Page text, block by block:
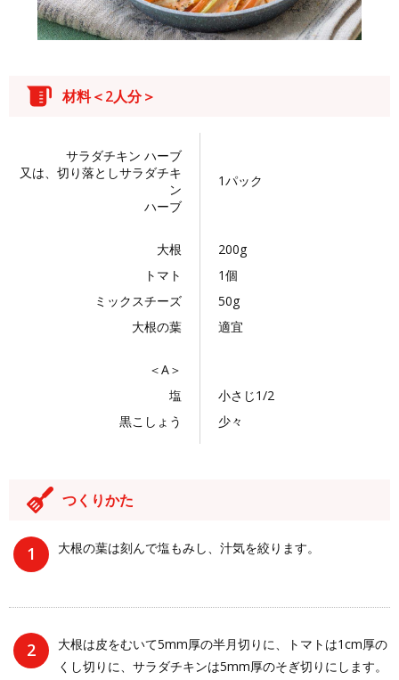
材料＜2人分＞
サラダチキン ハーブ
又は、切り落としサラダチキ
ン
ハーブ
1パック
大根
200g
トマト
1個
ミックスチーズ
50g
大根の葉
適宜
＜A＞
塩
小さじ1/2
黒こしょう
少々
つくりかた
大根の葉は刻んで塩もみし、汁気を絞ります。
大根は皮をむいて5mm厚の半月切りに、トマトは1cm厚の
くし切りに、サラダチキンは5mm厚のそぎ切りにします。